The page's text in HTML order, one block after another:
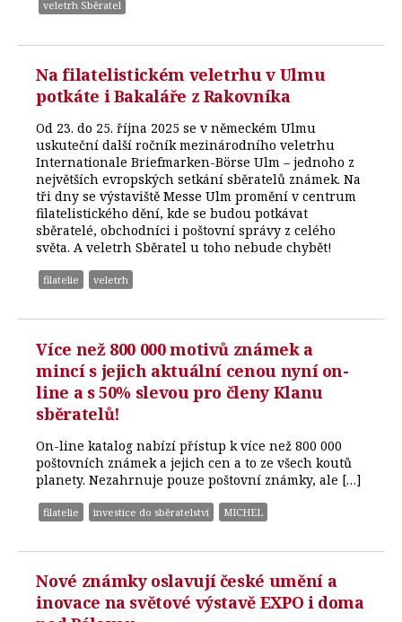
veletrh Sběratel
Na filatelistickém veletrhu v Ulmu
potkáte i Bakaláře z Rakovníka
Od 23. do 25. října 2025 se v německém Ulmu
uskuteční další ročník mezinárodního veletrhu
Internationale Briefmarken-Börse Ulm – jednoho z
největších evropských setkání sběratelů známek. Na
tři dny se výstaviště Messe Ulm promění v centrum
filatelistického dění, kde se budou potkávat
sběratelé, obchodníci i poštovní správy z celého
světa. A veletrh Sběratel u toho nebude chybět!
filatelie veletrh
Více než 800 000 motivů známek a
mincí s jejich aktuální cenou nyní on-
line a s 50% slevou pro členy Klanu
sběratelů!
On-line katalog nabízí přístup k více než 800 000
poštovních známek a jejich cen a to ze všech koutů
planety. Nezahrnuje pouze poštovní známky, ale […]
filatelie investice do sběratelství MICHEL
Nové známky oslavují české umění a
inovace na světové výstavě EXPO i doma